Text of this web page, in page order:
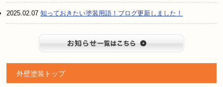
2025.02.07知っておきたい塗装用語！ブログ更新しました！
外壁塗装トップ